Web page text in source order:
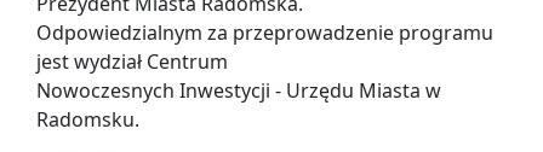
Odpowiedzialnym za przeprowadzenie programu
jest wydział Centrum
Nowoczesnych Inwestycji - Urzędu Miasta w
Radomsku.